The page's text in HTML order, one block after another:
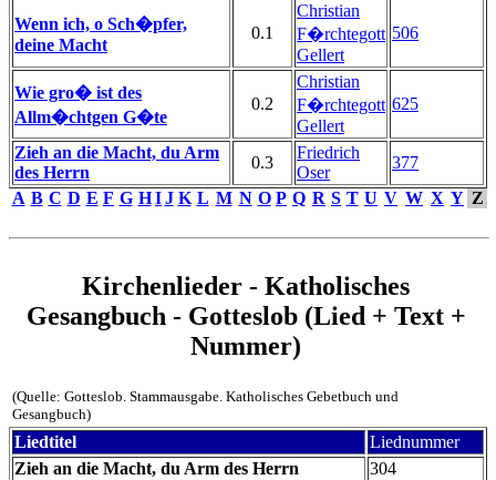
Wenn ich, o Sch�pfer,
deine Macht
0.1
Christian
F�rchtegott
Gellert
506
Wie gro� ist des
Allm�chtgen G�te
0.2
Christian
F�rchtegott
Gellert
625
Zieh an die Macht, du Arm
des Herrn
0.3
Friedrich
Oser
377
A B C D E F G H IJ K L M N O P Q R S T U V W X Y Z
Kirchenlieder - Katholisches
Gesangbuch - Gotteslob (Lied + Text +
Nummer)
(Quelle: Gotteslob. Stammausgabe. Katholisches Gebetbuch und
Gesangbuch)
Liedtitel
Liednummer
Zieh an die Macht, du Arm des Herrn
304